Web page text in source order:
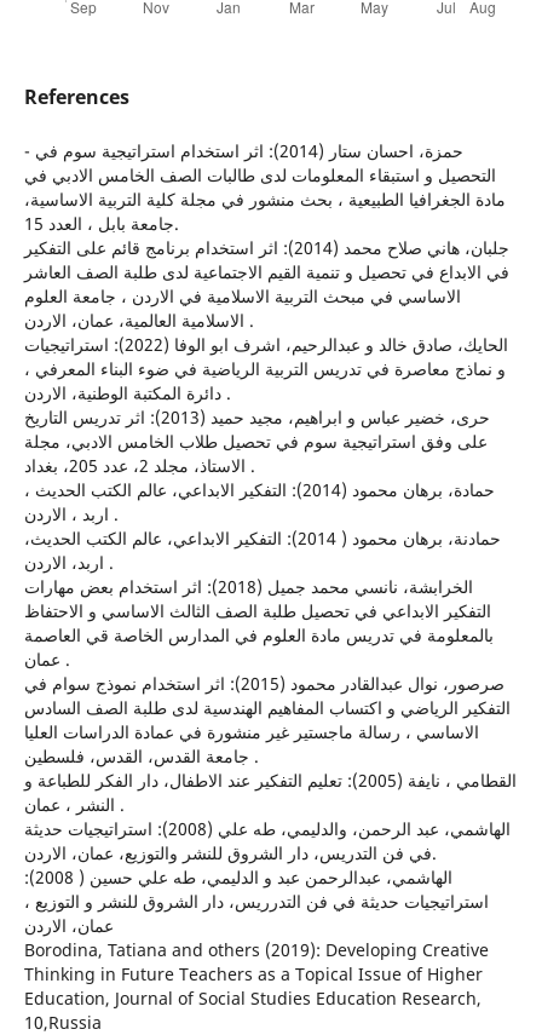
References
- حمزة، احسان ستار (2014): اثر استخدام استراتيجية سوم في
التحصيل و استبقاء المعلومات لدى طالبات الصف الخامس الادبي في
مادة الجغرافيا الطبيعية ، بحث منشور في مجلة كلية التربية الاساسية،
جامعة بابل ، العدد 15.
جلبان، هاني صلاح محمد (2014): اثر استخدام برنامج قائم على التفكير
في الابداع في تحصيل و تنمية القيم الاجتماعية لدى طلبة الصف العاشر
الاساسي في مبحث التربية الاسلامية في الاردن ، جامعة العلوم
الاسلامية العالمية، عمان، الاردن .
الحايك، صادق خالد و عبدالرحيم، اشرف ابو الوفا (2022): استراتيجيات
و نماذج معاصرة في تدريس التربية الرياضية في ضوء البناء المعرفي ،
دائرة المكتبة الوطنية، الاردن .
حرى، خضير عباس و ابراهيم، مجيد حميد (2013): اثر تدريس التاريخ
على وفق استراتيجية سوم في تحصيل طلاب الخامس الادبي، مجلة
الاستاذ، مجلد 2، عدد 205، بغداد .
حمادة، برهان محمود (2014): التفكير الابداعي، عالم الكتب الحديث ،
اربد ، الاردن .
حمادنة، برهان محمود ( 2014): التفكير الابداعي، عالم الكتب الحديث،
اربد، الاردن .
الخرابشة، نانسي محمد جميل (2018): اثر استخدام بعض مهارات
التفكير الابداعي في تحصيل طلبة الصف الثالث الاساسي و الاحتفاظ
بالمعلومة في تدريس مادة العلوم في المدارس الخاصة قي العاصمة
عمان .
صرصور، نوال عبدالقادر محمود (2015): اثر استخدام نموذج سوام في
التفكير الرياضي و اكتساب المفاهيم الهندسية لدى طلبة الصف السادس
الاساسي ، رسالة ماجستير غير منشورة في عمادة الدراسات العليا
جامعة القدس، القدس، فلسطين .
القطامي ، نايفة (2005): تعليم التفكير عند الاطفال، دار الفكر للطباعة و
النشر ، عمان .
الهاشمي، عبد الرحمن، والدليمي، طه علي (2008): استراتيجيات حديثة
في فن التدريس، دار الشروق للنشر والتوزيع، عمان، الاردن.
الهاشمي، عبدالرحمن عبد و الدليمي، طه علي حسين ( 2008):
استراتيجيات حديثة في فن التدرريس، دار الشروق للنشر و التوزيع ،
عمان، الاردن
Borodina, Tatiana and others (2019): Developing Creative
Thinking in Future Teachers as a Topical Issue of Higher
Education, Journal of Social Studies Education Research,
10,Russia